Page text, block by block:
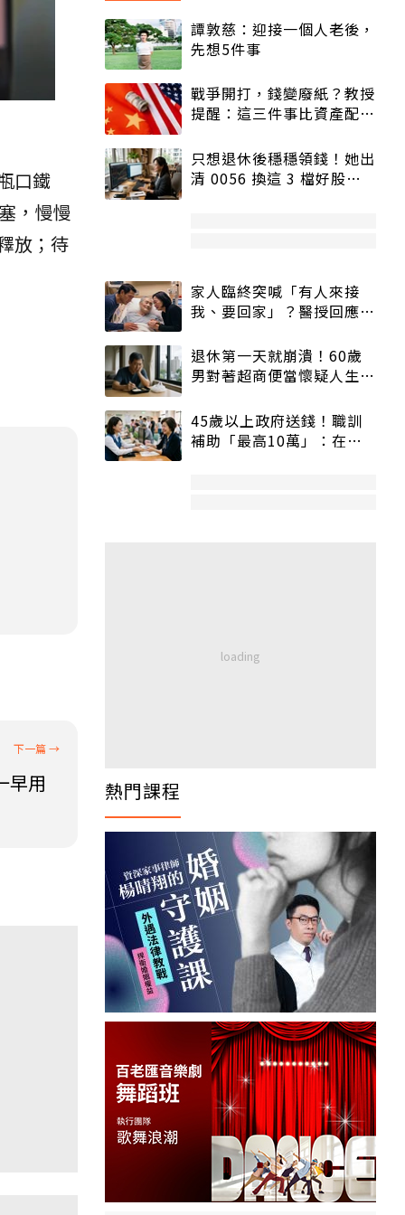
口鐵
，慢慢
放；待
早用
譚敦慈：迎接一個人老後，
先想5件事
戰爭開打，錢變廢紙？教授
提醒：這三件事比資產配置
只想退休後穩穩領錢！她出
清 0056 換這 3 檔好股：
家人臨終突喊「有人來接
我、要回家」？醫授回應方
退休第一天就崩潰！60歲
男對著超商便當懷疑人生
45歲以上政府送錢！職訓
補助「最高10萬」：在
熱門課程